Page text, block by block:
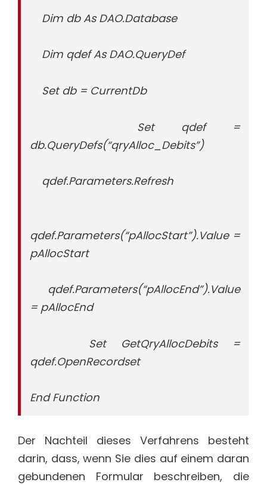
Dim db As DAO.Database
Dim qdef As DAO.QueryDef
Set db = CurrentDb
Set qdef =
db.QueryDefs(“qryAlloc_Debits”)
qdef.Parameters.Refresh
qdef.Parameters(“pAllocStart”).Value =
pAllocStart
qdef.Parameters(“pAllocEnd”).Value
= pAllocEnd
Set GetQryAllocDebits =
qdef.OpenRecordset
End Function
Der Nachteil dieses Verfahrens besteht
darin, dass, wenn Sie dies auf einem daran
gebundenen Formular beschreiben, die